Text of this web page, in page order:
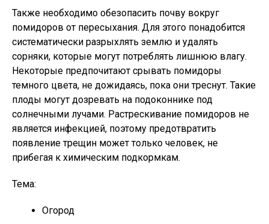
Также необходимо обезопасить почву вокруг
помидоров от пересыхания. Для этого понадобится
систематически разрыхлять землю и удалять
сорняки, которые могут потреблять лишнюю влагу.
Некоторые предпочитают срывать помидоры
темного цвета, не дожидаясь, пока они треснут. Такие
плоды могут дозревать на подоконнике под
солнечными лучами. Растрескивание помидоров не
является инфекцией, поэтому предотвратить
появление трещин может только человек, не
прибегая к химическим подкормкам.
Тема:
Огород